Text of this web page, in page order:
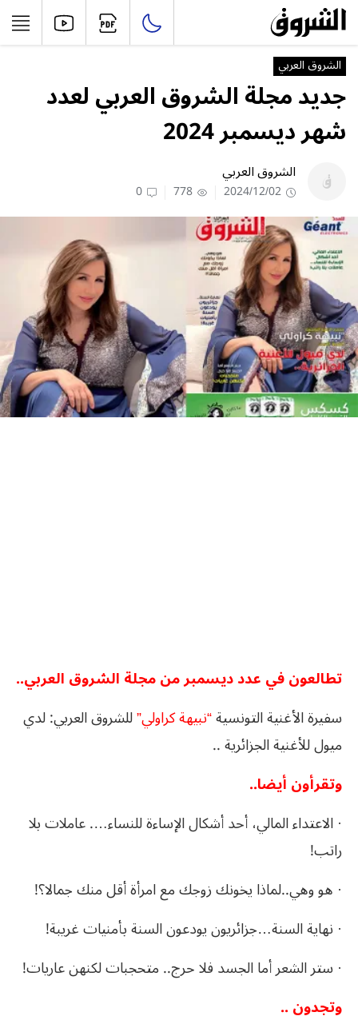
الشروق العربي
جديد مجلة الشروق العربي لعدد
شهر ديسمبر 2024
الشروق العربي
2024/12/02
778
0
تطالعون في عدد ديسمبر من مجلة الشروق العربي..
سفيرة الأغنية التونسية“نبيهة كراولي”للشروق العربي: لدي
ميول للأغنية الجزائرية ..
وتقرأون أيضا..
· الاعتداء المالي، أحد أشكال الإساءة للنساء…. عاملات بلا
راتب!
· هو وهي..لماذا يخونك زوجك مع امرأة أقل منك جمالا؟!
· نهاية السنة…جزائريون يودعون السنة بأمنيات غريبة!
· ستر الشعر أما الجسد فلا حرج.. متحجبات لكنهن عاريات!
وتجدون ..